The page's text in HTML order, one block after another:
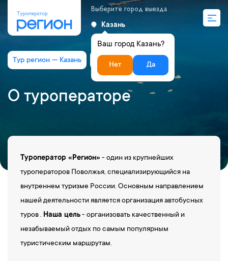
Выберите город выезда
Казань
Ваш город Казань?
Нет Да
Тур регион — Казань О туроператоре
О туроператоре
Туроператор «Регион» - один из крупнейших
туроператоров Поволжья, специализирующийся на
внутреннем туризме России. Основным направлением
нашей деятельности является организация автобусных
туров . Наша цель- организовать качественный и
незабываемый отдых по самым популярным
туристическим маршрутам.